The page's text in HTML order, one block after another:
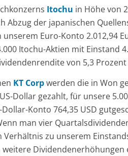
Itochu in Höhe von
Abzug der japanischen
Euro-Konto 2.012,94
Itochu-Aktien mit Einstand
von 5,3
KT Corpwerden die in Won
Dollar gezahlt, für unsere
Konto 764,35 USD
man vier
zu unserem